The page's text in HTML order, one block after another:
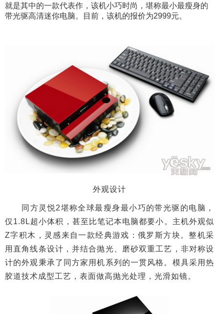
就是其中的一款代表作，该机小巧时尚，堪称最小最瘦身的
带光驱高清迷你电脑。目前，该机的报价为2999元。
外观设计
同方灵悦2堪称全球最瘦身最小巧的带光驱的电脑，
仅1.8L超小体积，甚至比笔记本电脑都要小。主机外观似
Z字积木，灵感来自一款经典游戏：俄罗斯方块。整机采
用直角线条设计，并结合抛光、磨砂双重工艺，非对称设
计的外观秉承了同方家用机系列的一贯风格。模具采用热
胶道技术成型工艺，表面做高抛光处理，光滑如镜。